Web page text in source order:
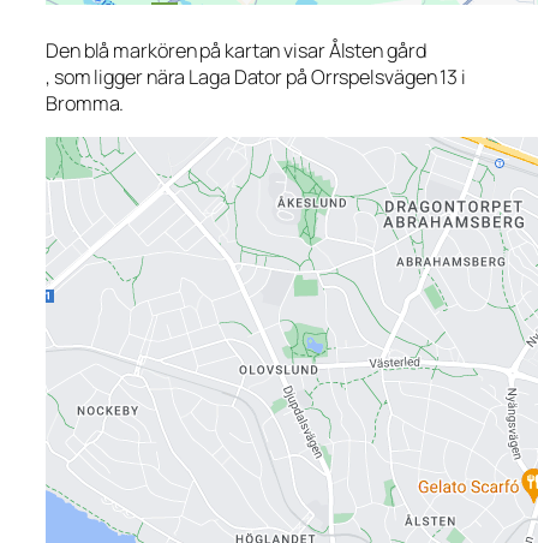
Den blå markören på kartan visar Ålsten gård
, som ligger nära Laga Dator på Orrspelsvägen 13 i
Bromma.